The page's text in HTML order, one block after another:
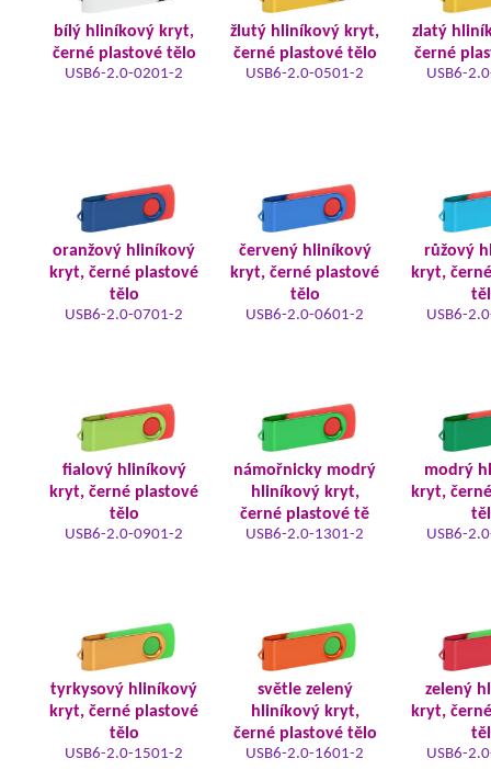
bílý hliníkový kryt,
černé plastové tělo
USB6-2.0-0201-2
žlutý hliníkový kryt,
černé plastové tělo
USB6-2.0-0501-2
zlatý
černé
USB6-
oranžový hliníkový
kryt, černé plastové
tělo
USB6-2.0-0701-2
červený hliníkový
kryt, černé plastové
tělo
USB6-2.0-0601-2
růžový
kryt,
USB6-
fialový hliníkový
kryt, černé plastové
tělo
USB6-2.0-0901-2
námořnicky modrý
hliníkový kryt,
černé plastové tě
USB6-2.0-1301-2
modrý
kryt,
USB6-
tyrkysový hliníkový
kryt, černé plastové
tělo
USB6-2.0-1501-2
světle zelený
hliníkový kryt,
černé plastové tělo
USB6-2.0-1601-2
zelený
kryt,
USB6-